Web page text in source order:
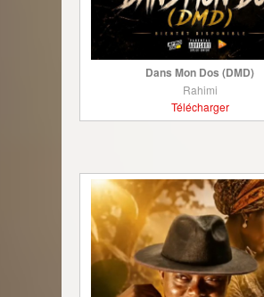
Dans Mon Dos (DMD)
Rahimi
Télécharger